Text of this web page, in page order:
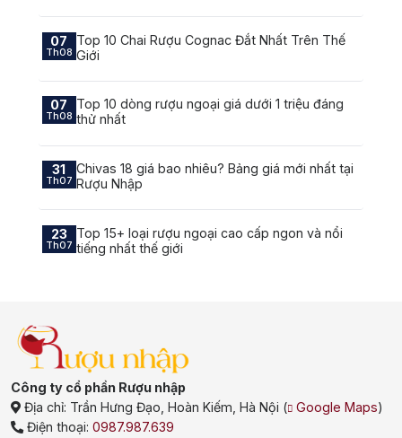
07
Th08
Top 10 Chai Rượu Cognac Đắt Nhất Trên Thế
Giới
07
Th08
Top 10 dòng rượu ngoại giá dưới 1 triệu đáng
thử nhất
31
Th07
Chivas 18 giá bao nhiêu? Bảng giá mới nhất tại
Rượu Nhập
23
Th07
Top 15+ loại rượu ngoại cao cấp ngon và nổi
tiếng nhất thế giới
Công ty cổ phần Rượu nhập
Địa chỉ: Trần Hưng Đạo, Hoàn Kiếm, Hà Nội ( Google Maps)
Điện thoại:0987.987.639